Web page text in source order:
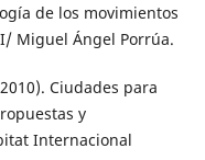
de los movimientos
Miguel Ángel Porrúa.
Ciudades para
y
Internacional